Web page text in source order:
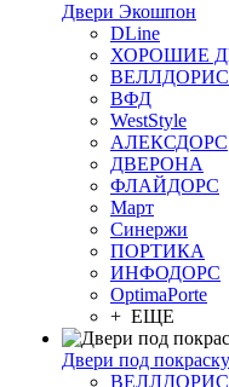
Двери Экошпон
DLine
ХОРОШИЕ
ВЕЛЛДОРИС
ВФД
WestStyle
АЛЕКСДОРС
ДВЕРОНА
ФЛАЙДОРС
Март
Синержи
ПОРТИКА
ИНФОДОРС
OptimaPorte
+ ЕЩЕ
Двери под покраску
ВЕЛЛДОРИС